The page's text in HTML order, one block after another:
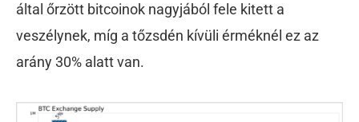
által őrzött bitcoinok nagyjából fele kitett a
veszélynek, míg a tőzsdén kívüli érméknél ez az
arány 30% alatt van.